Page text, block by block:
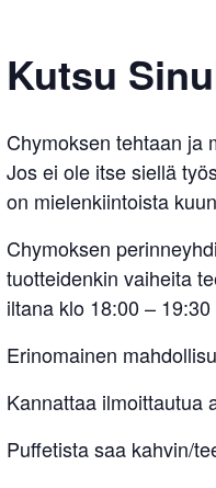
Kutsu
Chymoksen tehtaan ja
Jos ei ole itse siellä
on mielenkiintoista
Chymoksen
tuotteidenkin vaiheita
iltana klo 18:00 – 19:30
Erinomainen
Kannattaa ilmoittautua
Puffetista saa kahvin/